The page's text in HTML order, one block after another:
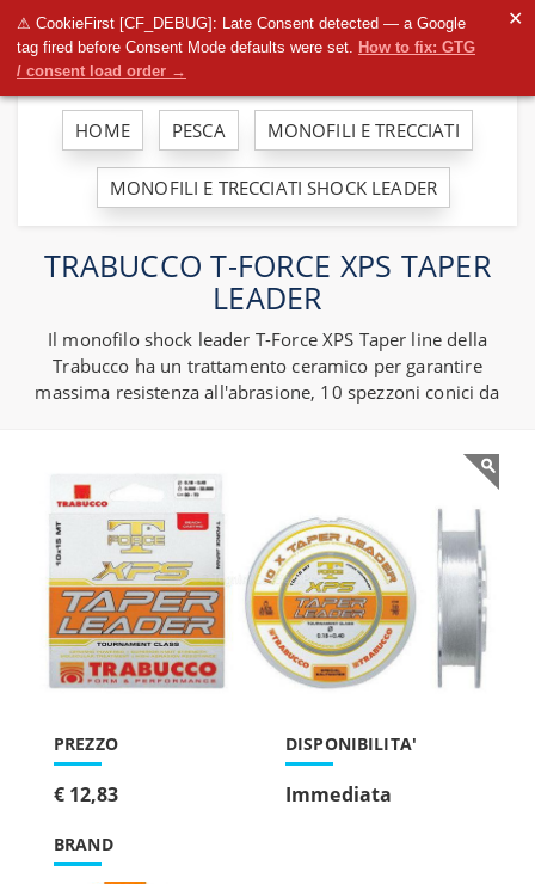
⚠ CookieFirst [CF_DEBUG]: Late Consent detected — a Google
tag fired before Consent Mode defaults were set. How to fix: GTG
/ consent load order →
✕
HOME PESCA MONOFILI E TRECCIATI
MONOFILI E TRECCIATI SHOCK LEADER
TRABUCCO T-FORCE XPS TAPER
LEADER
Il monofilo shock leader T-Force XPS Taper line della
Trabucco ha un trattamento ceramico per garantire
massima resistenza all'abrasione, 10 spezzoni conici da
PREZZO
€ 12,83
BRAND
DISPONIBILITA'
Immediata